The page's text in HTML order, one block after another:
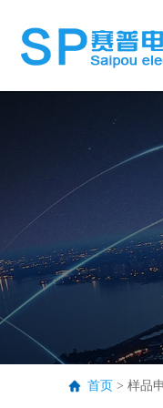
首页 > 样品